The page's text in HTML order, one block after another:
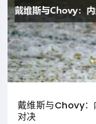
戴维斯与Chovy：
对决